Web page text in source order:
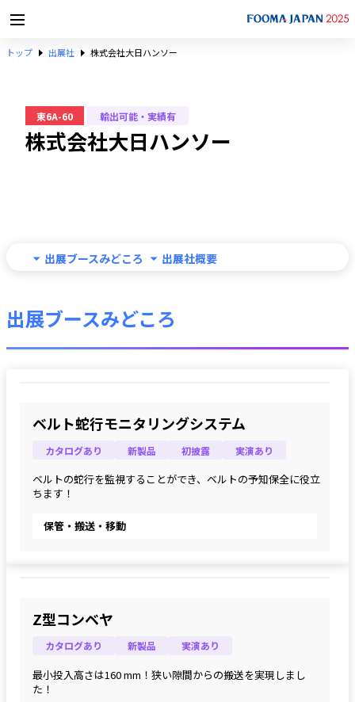
トップ 出展社 株式会社大日ハンソー
東6A-60 輸出可能・実績有
株式会社大日ハンソー
出展ブースみどころ 出展社概要
出展ブースみどころ
ベルト蛇行モニタリングシステム
カタログあり 新製品 初披露 実演あり
ベルトの蛇行を監視することができ、ベルトの予知保全に役立
ちます！
保管・搬送・移動
Z型コンベヤ
カタログあり 新製品 実演あり
最小投入高さは160 mm！狭い隙間からの搬送を実現しまし
た！